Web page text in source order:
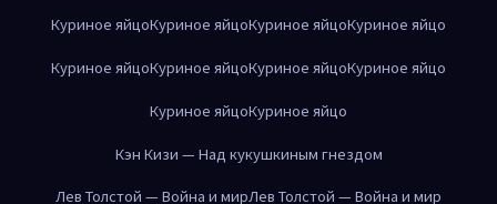
Куриное яйцоКуриное яйцоКуриное яйцоКуриное яйцо
Куриное яйцоКуриное яйцоКуриное яйцоКуриное яйцо
Куриное яйцоКуриное яйцо
Кэн Кизи — Над кукушкиным гнездом
Лев Толстой — Война и мирЛев Толстой — Война и мир